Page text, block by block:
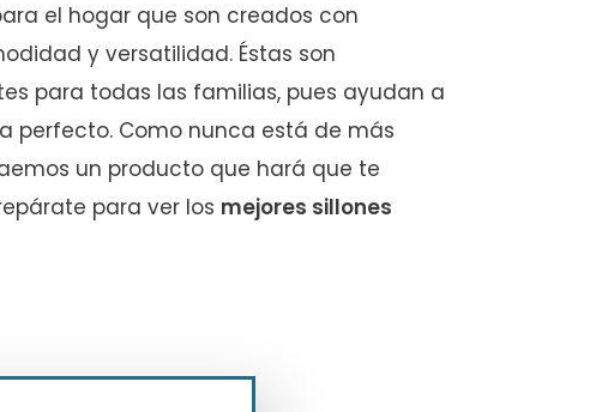
el hogar que son creados con
y versatilidad. Éstas son
para todas las familias, pues ayudan a
perfecto. Como nunca está de más
un producto que hará que te
para ver los mejores sillones